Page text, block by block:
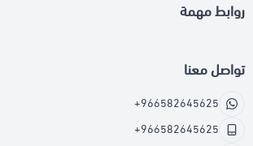
روابط مهمة
تواصل معنا
+966582645625
+966582645625